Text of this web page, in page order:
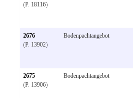
(P. 18116)
2676
(P. 13902)
Bodenpachtangebot
2675
(P. 13906)
Bodenpachtangebot